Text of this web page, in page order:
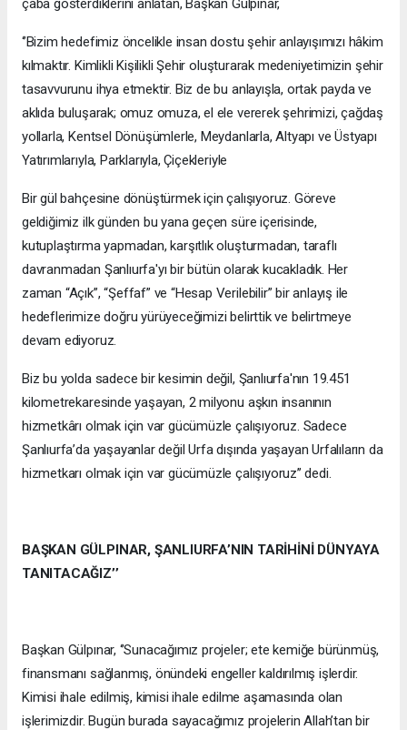
çaba gösterdiklerini anlatan, Başkan Gülpınar,
‘’Bizim hedefimiz öncelikle insan dostu şehir anlayışımızı hâkim
kılmaktır. Kimlikli Kişilikli Şehir oluşturarak medeniyetimizin şehir
tasavvurunu ihya etmektir. Biz de bu anlayışla, ortak payda ve
aklıda buluşarak; omuz omuza, el ele vererek şehrimizi, çağdaş
yollarla, Kentsel Dönüşümlerle, Meydanlarla, Altyapı ve Üstyapı
Yatırımlarıyla, Parklarıyla, Çiçekleriyle
Bir gül bahçesine dönüştürmek için çalışıyoruz. Göreve
geldiğimiz ilk günden bu yana geçen süre içerisinde,
kutuplaştırma yapmadan, karşıtlık oluşturmadan, taraflı
davranmadan Şanlıurfa'yı bir bütün olarak kucakladık. Her
zaman “Açık”, “Şeffaf” ve “Hesap Verilebilir” bir anlayış ile
hedeflerimize doğru yürüyeceğimizi belirttik ve belirtmeye
devam ediyoruz.
Biz bu yolda sadece bir kesimin değil, Şanlıurfa'nın 19.451
kilometrekaresinde yaşayan, 2 milyonu aşkın insanının
hizmetkârı olmak için var gücümüzle çalışıyoruz. Sadece
Şanlıurfa’da yaşayanlar değil Urfa dışında yaşayan Urfalıların da
hizmetkarı olmak için var gücümüzle çalışıyoruz’’ dedi.
BAŞKAN GÜLPINAR, ŞANLIURFA’NIN TARİHİNİ DÜNYAYA
TANITACAĞIZ’’
Başkan Gülpınar, ‘’Sunacağımız projeler; ete kemiğe bürünmüş,
finansmanı sağlanmış, önündeki engeller kaldırılmış işlerdir.
Kimisi ihale edilmiş, kimisi ihale edilme aşamasında olan
işlerimizdir. Bugün burada sayacağımız projelerin Allah’tan bir